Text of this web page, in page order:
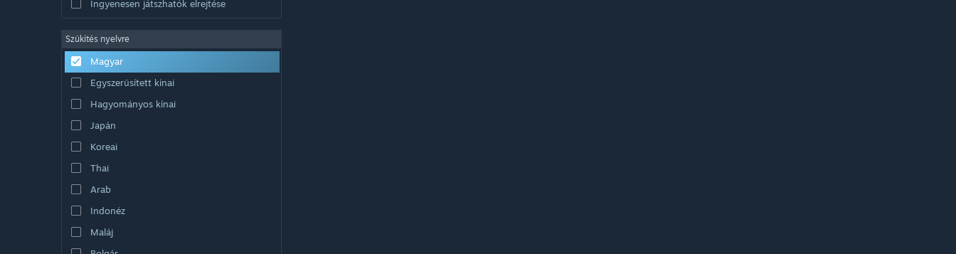
Ingyenesen játszhatók elrejtése
Szűkítés nyelvre
Magyar
Egyszerűsített kínai
Hagyományos kínai
Japán
Koreai
Thai
Arab
Indonéz
Maláj